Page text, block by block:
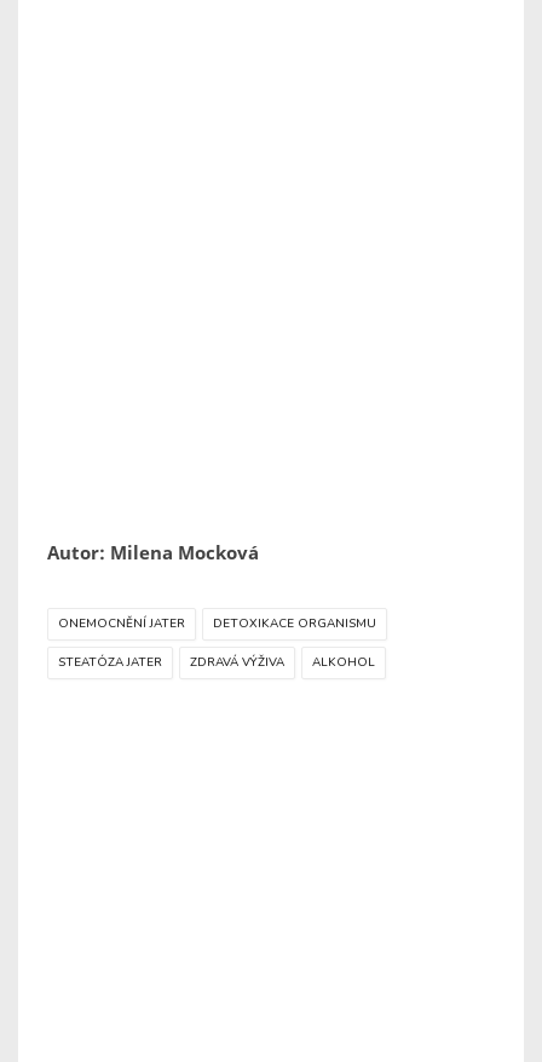
Autor: Milena Mocková
ONEMOCNĚNÍ JATER DETOXIKACE ORGANISMU
STEATÓZA JATER ZDRAVÁ VÝŽIVA ALKOHOL